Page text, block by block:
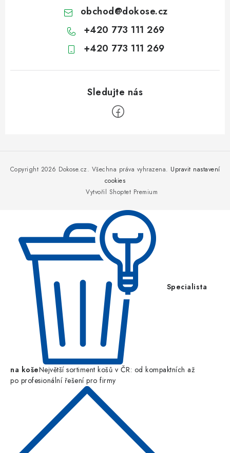
obchod@dokose.cz
+420 773 111 269
+420 773 111 269
Vytvořil Shoptet Premium
Copyright 2026 Dokose.cz. Všechna práva vyhrazena. Upravit nastavení
cookies
Specialista
na košeNejvětší sortiment košů v ČR: od kompaktních až
po profesionální řešení pro firmy